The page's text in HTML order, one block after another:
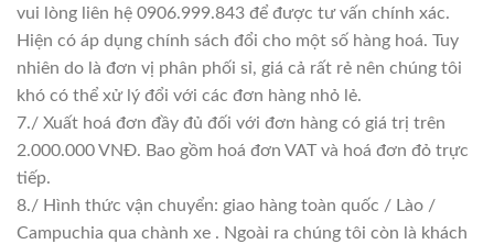
vui lòng liên hệ 0906.999.843 để được tư vấn chính xác.
Hiện có áp dụng chính sách đổi cho một số hàng hoá. Tuy
nhiên do là đơn vị phân phối sỉ, giá cả rất rẻ nên chúng tôi
khó có thể xử lý đổi với các đơn hàng nhỏ lẻ.
7./ Xuất hoá đơn đầy đủ đối với đơn hàng có giá trị trên
2.000.000 VNĐ. Bao gồm hoá đơn VAT và hoá đơn đỏ trực
tiếp.
8./ Hình thức vận chuyển: giao hàng toàn quốc / Lào /
Campuchia qua chành xe . Ngoài ra chúng tôi còn là khách